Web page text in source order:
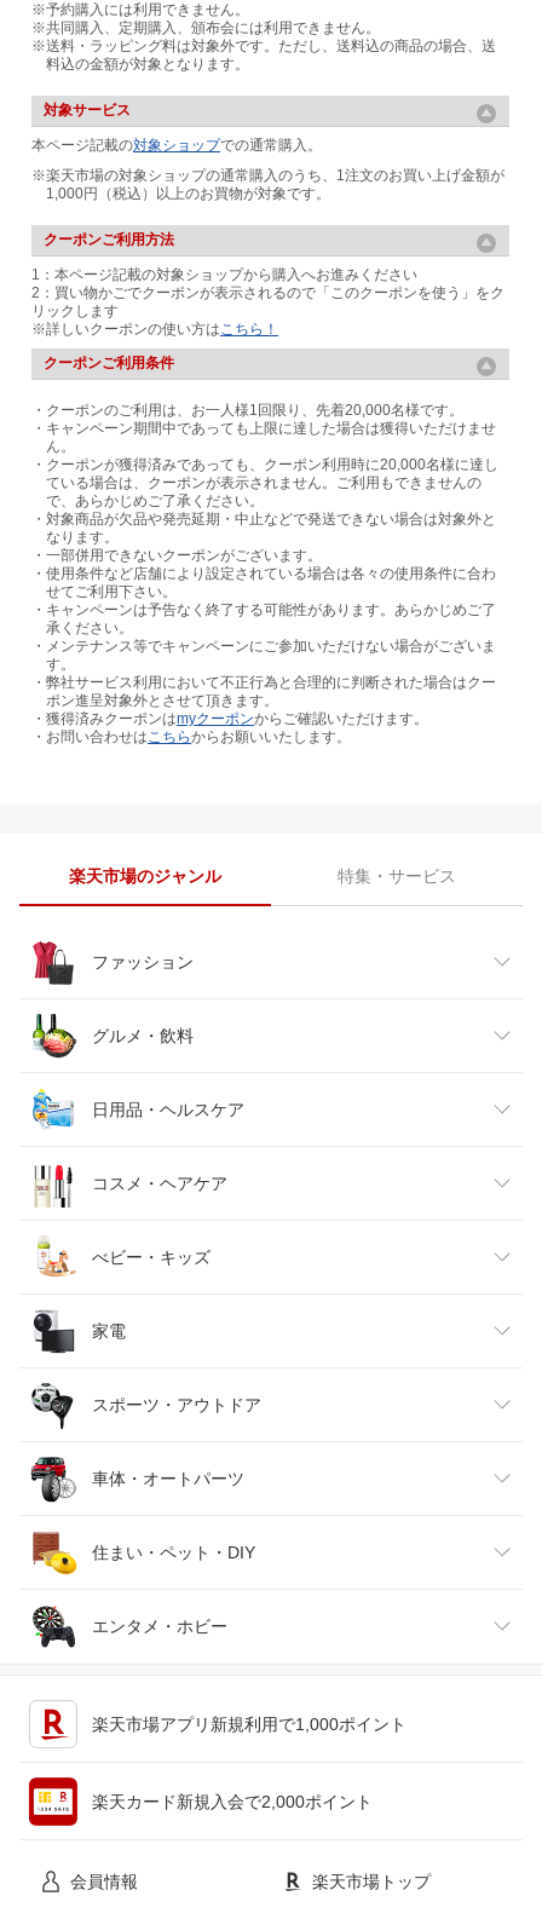
※予約購入には利用できません。
※共同購入、定期購入、頒布会には利用できません。
※送料・ラッピング料は対象外です。ただし、送料込の商品の場合、送
料込の金額が対象となります。
対象サービス
本ページ記載の対象ショップでの通常購入。
※楽天市場の対象ショップの通常購入のうち、1注文のお買い上げ金額が
1,000円（税込）以上のお買物が対象です。
クーポンご利用方法
1：本ページ記載の対象ショップから購入へお進みください
2：買い物かごでクーポンが表示されるので「このクーポンを使う」をク
リックします
※詳しいクーポンの使い方はこちら！
クーポンご利用条件
・クーポンのご利用は、お一人様1回限り、先着20,000名様です。
・キャンペーン期間中であっても上限に達した場合は獲得いただけませ
ん。
・クーポンが獲得済みであっても、クーポン利用時に20,000名様に達し
ている場合は、クーポンが表示されません。ご利用もできませんの
で、あらかじめご了承ください。
・対象商品が欠品や発売延期・中止などで発送できない場合は対象外と
なります。
・一部併用できないクーポンがございます。
・使用条件など店舗により設定されている場合は各々の使用条件に合わ
せてご利用下さい。
・キャンペーンは予告なく終了する可能性があります。あらかじめご了
承ください。
・メンテナンス等でキャンペーンにご参加いただけない場合がございま
す。
・弊社サービス利用において不正行為と合理的に判断された場合はクー
ポン進呈対象外とさせて頂きます。
・獲得済みクーポンはmyクーポンからご確認いただけます。
・お問い合わせはこちらからお願いいたします。
楽天市場のジャンル 特集・サービス
ファッション
レディースファッション
メンズファッション
キッズファッション
ベビーファッション
インナー・下着・ナイトウェア
バッグ・小物・ブランド雑貨
靴
腕時計
ジュエリー・アクセサリー
グルメ・飲料
食品
スイーツ・お菓子
水・ソフトドリンク
ビール・洋酒
ワイン
日本酒・焼酎
日用品・ヘルスケア
日用品雑貨・文房具・手芸
ダイエット・健康
医薬品・コンタクト・介護
コスメ・ヘアケア
美容・コスメ・香水
べビー・キッズ
キッズ・ベビー・マタニティ
おもちゃ
家電
家電
TV・オーディオ・カメラ
スマートフォン・タブレット
パソコン・周辺機器
スポーツ・アウトドア
スポーツ・アウトドア
ゴルフ
車体・オートパーツ
車用品・バイク用品
車・バイク
住まい・ペット・DIY
インテリア・寝具・収納
エンタメ・ホビー
楽天市場アプリ新規利用で1,000ポイント
楽天カード新規入会で2,000ポイント
会員情報 楽天市場トップ